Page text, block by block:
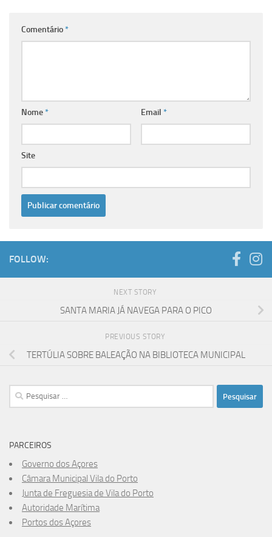
Comentário*
Nome* Email *
Site
FOLLOW:
NEXT STORY
SANTA MARIA JÁ NAVEGA PARA O PICO
PREVIOUS STORY
TERTÚLIA SOBRE BALEAÇÃO NA BIBLIOTECA MUNICIPAL
Pesquisar
por:
PARCEIROS
Governo dos Açores
Câmara Municipal Vila do Porto
Junta de Freguesia de Vila do Porto
Autoridade Marítima
Portos dos Açores